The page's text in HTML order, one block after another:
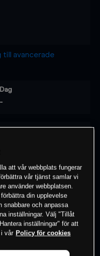
till avancerade
Dag
-
position i detta
att vår webbplats fungerar
vår tjänst samlar vi
använder webbplatsen.
din upplevelse
snabbare och anpassa
inställningar. Välj "Tillåt
inställningar" för att
i vår Policy för cookies